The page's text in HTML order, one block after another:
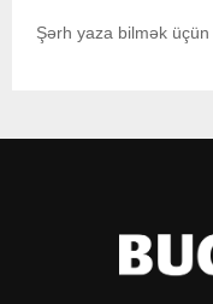
Şərh yaza bilmək üçün